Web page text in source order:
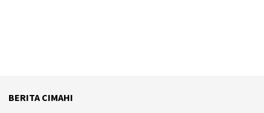
BERITA CIMAHI